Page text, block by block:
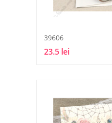
39606
23.5 lei